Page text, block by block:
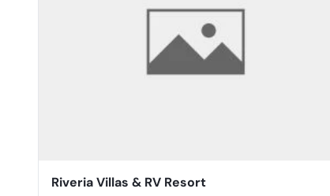
Riveria Villas & RV Resort